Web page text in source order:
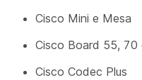
Cisco Mini e Mesa
Cisco Board 55, 70
Cisco Codec Plus